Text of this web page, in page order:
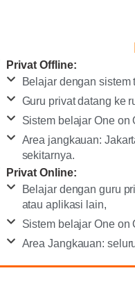
Privat Offline:
Belajar dengan sistem
Guru privat datang ke
Sistem belajar One on
Area jangkauan:
sekitarnya.
Privat Online:
Belajar dengan guru
atau aplikasi lain,
Sistem belajar One on
Area Jangkauan: